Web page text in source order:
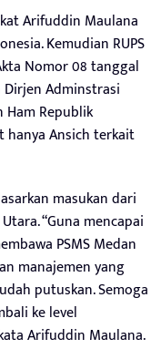
Arifuddin Maulana
Kemudian RUPS
Nomor 08 tanggal
Dirjen Adminstrasi
Ham Republik
hanya Ansich terkait
masukan dari
“Guna mencapai
PSMS Medan
manajemen yang
putuskan. Semoga
ke level
Arifuddin Maulana.